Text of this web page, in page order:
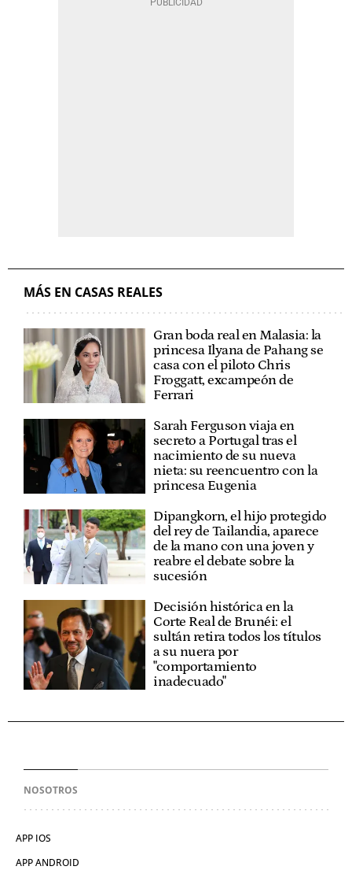
MÁS EN CASAS REALES
Gran boda real en Malasia: la
princesa Ilyana de Pahang se
casa con el piloto Chris
Froggatt, excampeón de
Ferrari
Sarah Ferguson viaja en
secreto a Portugal tras el
nacimiento de su nueva
nieta: su reencuentro con la
princesa Eugenia
Dipangkorn, el hijo protegido
del rey de Tailandia, aparece
de la mano con una joven y
reabre el debate sobre la
sucesión
Decisión histórica en la
Corte Real de Brunéi: el
sultán retira todos los títulos
a su nuera por
"comportamiento
inadecuado"
NOSOTROS
APP IOS
APP ANDROID